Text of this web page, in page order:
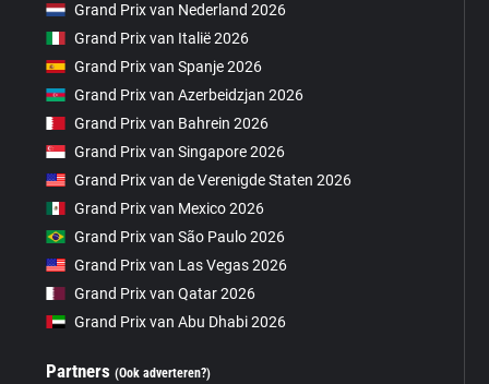
Grand Prix van Nederland 2026
Grand Prix van Italië 2026
Grand Prix van Spanje 2026
Grand Prix van Azerbeidzjan 2026
Grand Prix van Bahrein 2026
Grand Prix van Singapore 2026
Grand Prix van de Verenigde Staten 2026
Grand Prix van Mexico 2026
Grand Prix van São Paulo 2026
Grand Prix van Las Vegas 2026
Grand Prix van Qatar 2026
Grand Prix van Abu Dhabi 2026
Partners(Ook adverteren?)